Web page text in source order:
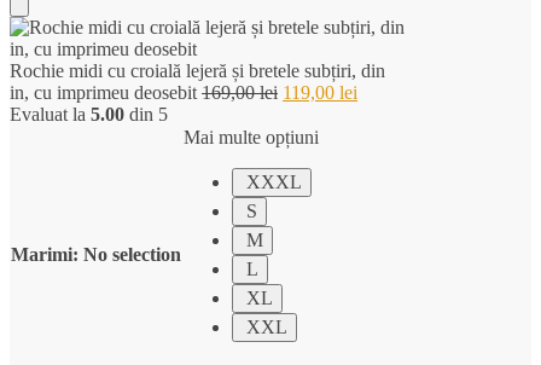
169,00 lei.
Add
to
Cart
Rochie midi cu croială lejeră și bretele subțiri, din
in, cu imprimeu deosebit 169,00lei Prețul
a
169,00 lei.
119,00 lei
Evaluat la 5.00 din 5
Marimi: No selection
Mai multe opțiuni
XXXL
S
M
L
XL
XXL